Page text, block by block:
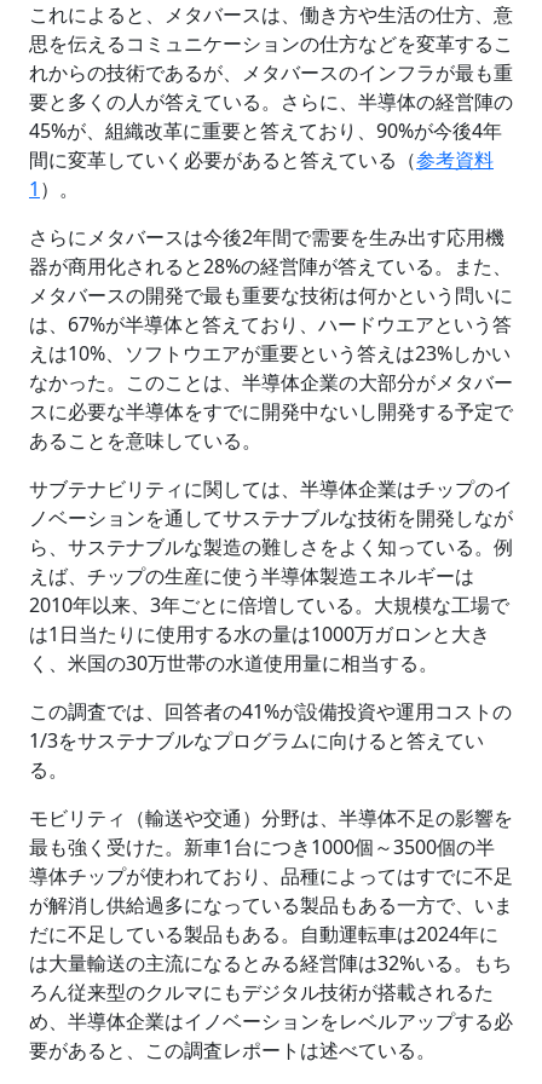
これによると、メタバースは、働き方や生活の仕方、意
思を伝えるコミュニケーションの仕方などを変革するこ
れからの技術であるが、メタバースのインフラが最も重
要と多くの人が答えている。さらに、半導体の経営陣の
45%が、組織改革に重要と答えており、90%が今後4年
間に変革していく必要があると答えている（参考資料
1 ）。
さらにメタバースは今後2年間で需要を生み出す応用機
器が商用化されると28%の経営陣が答えている。また、
メタバースの開発で最も重要な技術は何かという問いに
は、67%が半導体と答えており、ハードウエアという答
えは10%、ソフトウエアが重要という答えは23%しかい
なかった。このことは、半導体企業の大部分がメタバー
スに必要な半導体をすでに開発中ないし開発する予定で
あることを意味している。
サブテナビリティに関しては、半導体企業はチップのイ
ノベーションを通してサステナブルな技術を開発しなが
ら、サステナブルな製造の難しさをよく知っている。例
えば、チップの生産に使う半導体製造エネルギーは
2010年以来、3年ごとに倍増している。大規模な工場で
は1日当たりに使用する水の量は1000万ガロンと大き
く、米国の30万世帯の水道使用量に相当する。
この調査では、回答者の41%が設備投資や運用コストの
1/3をサステナブルなプログラムに向けると答えてい
る。
モビリティ（輸送や交通）分野は、半導体不足の影響を
最も強く受けた。新車1台につき1000個～3500個の半
導体チップが使われており、品種によってはすでに不足
が解消し供給過多になっている製品もある一方で、いま
だに不足している製品もある。自動運転車は2024年に
は大量輸送の主流になるとみる経営陣は32%いる。もち
ろん従来型のクルマにもデジタル技術が搭載されるた
め、半導体企業はイノベーションをレベルアップする必
要があると、この調査レポートは述べている。